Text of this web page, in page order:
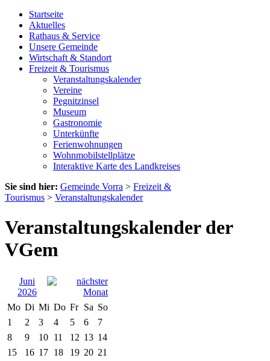
Startseite
Aktuelles
Rathaus & Service
Unsere Gemeinde
Wirtschaft & Standort
Freizeit & Tourismus
Veranstaltungskalender
Vereine
Pegnitzinsel
Museum
Gastronomie
Unterkünfte
Ferienwohnungen
Wohnmobilstellplätze
Interaktive Karte des Landkreises
Sie sind hier: Gemeinde Vorra > Freizeit &
Tourismus > Veranstaltungskalender
Veranstaltungskalender der
VGem
Juni
2026
Mo Di Mi Do Fr Sa So
1
2 3 4 5 6
7
8
9 10 11 12 13 14
15
16 17 18 19 20 21